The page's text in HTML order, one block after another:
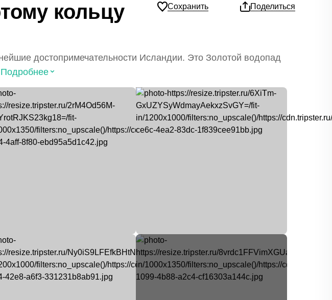
кольцу
Сохранить Поделиться
достопримечательности Исландии. Это Золотой водопад
Подробнее⌃